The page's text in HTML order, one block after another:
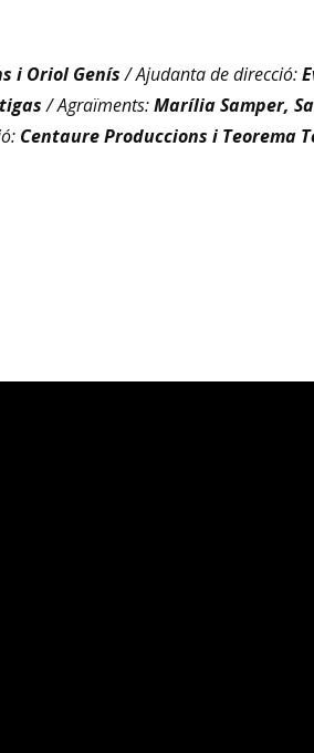
i Oriol Genís/ Ajudanta de direcció:
/ Agraïments:Marília Samper,
Centaure Produccions i Teorema